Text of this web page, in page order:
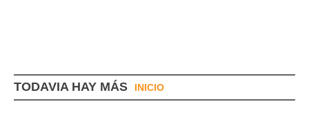
TODAVIA HAY MÁS INICIO